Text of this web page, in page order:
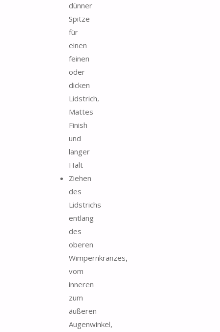
dünner
Spitze
für
einen
feinen
oder
dicken
Lidstrich,
Mattes
Finish
und
langer
Halt
Ziehen
des
Lidstrichs
entlang
des
oberen
Wimpernkranzes,
vom
inneren
zum
äußeren
Augenwinkel,